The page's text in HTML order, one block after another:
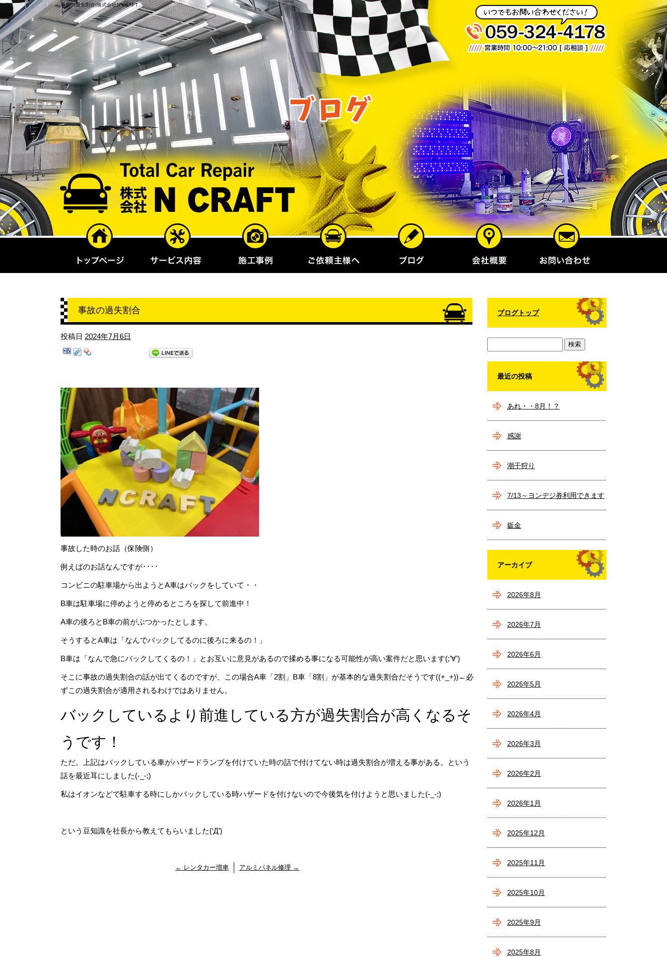
事故の過失割合|株式会社N CRAFT
事故の過失割合
投稿日 2024年7月6日
事故した時のお話（保険側）
例えばのお話なんですが････
コンビニの駐車場から出ようとA車はバックをしていて・・
B車は駐車場に停めようと停めるところを探して前進中！
A車の後ろとB車の前がぶつかったとします。
そうするとA車は「なんでバックしてるのに後ろに来るの！」
B車は「なんで急にバックしてくるの！」とお互いに意見があるので揉める事になる可能性が高い案件だと思います(;’∀’)
そこに事故の過失割合の話が出てくるのですが、この場合A車「2割」B車「8割」が基本的な過失割合だそうです((+_+))←必
ずこの過失割合が適用されるわけではありません。
バックしているより前進している方が過失割合が高くなるそ
うです！
ただ。上記はバックしている車がハザードランプを付けていた時の話で付けてない時は過失割合が増える事がある。という
話を最近耳にしました(-_-;)
私はイオンなどで駐車する時にしかバックしている時ハザードを付けないので今後気を付けようと思いました(-_-;)
という豆知識を社長から教えてもらいました(‘Д’)
← レンタカー増車 アルミパネル修理 →
ブログトップ
最近の投稿
あれ・・8月！？
感謝
潮干狩り
7/13～ヨンデジ券利用できます
(^^)/
鈑金
アーカイブ
2026年8月
2026年7月
2026年6月
2026年5月
2026年4月
2026年3月
2026年2月
2026年1月
2025年12月
2025年11月
2025年10月
2025年9月
2025年8月